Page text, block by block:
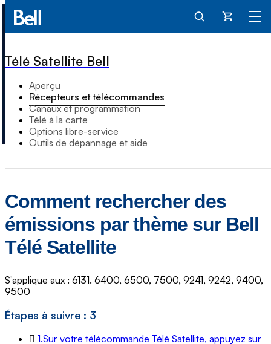
Panier
Télé Satellite Bell
Aperçu
Récepteurs et télécommandes
Canaux et programmation
Télé à la carte
Options libre-service
Outils de dépannage et aide
Comment rechercher des
émissions par thème sur Bell
Télé Satellite
S'applique aux : 6131. 6400, 6500, 7500, 9241, 9242, 9400,
9500
Étapes à suivre : 3
1.Sur votre télécommande Télé Satellite, appuyez sur